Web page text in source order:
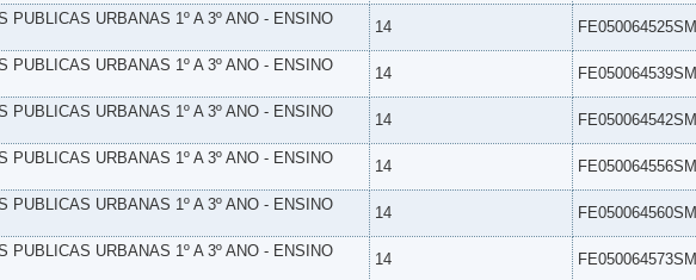
PUBLICAS URBANAS 1º A 3º ANO - ENSINO
14 FE050064525SM
PUBLICAS URBANAS 1º A 3º ANO - ENSINO
14 FE050064539SM
PUBLICAS URBANAS 1º A 3º ANO - ENSINO
14 FE050064542SM
PUBLICAS URBANAS 1º A 3º ANO - ENSINO
14 FE050064556SM
PUBLICAS URBANAS 1º A 3º ANO - ENSINO
14 FE050064560SM
PUBLICAS URBANAS 1º A 3º ANO - ENSINO
14 FE050064573SM